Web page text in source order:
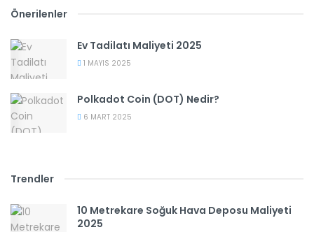
Önerilenler
Ev Tadilatı Maliyeti 2025
1 MAYIS 2025
Polkadot Coin (DOT) Nedir?
6 MART 2025
Trendler
10 Metrekare Soğuk Hava Deposu Maliyeti
2025